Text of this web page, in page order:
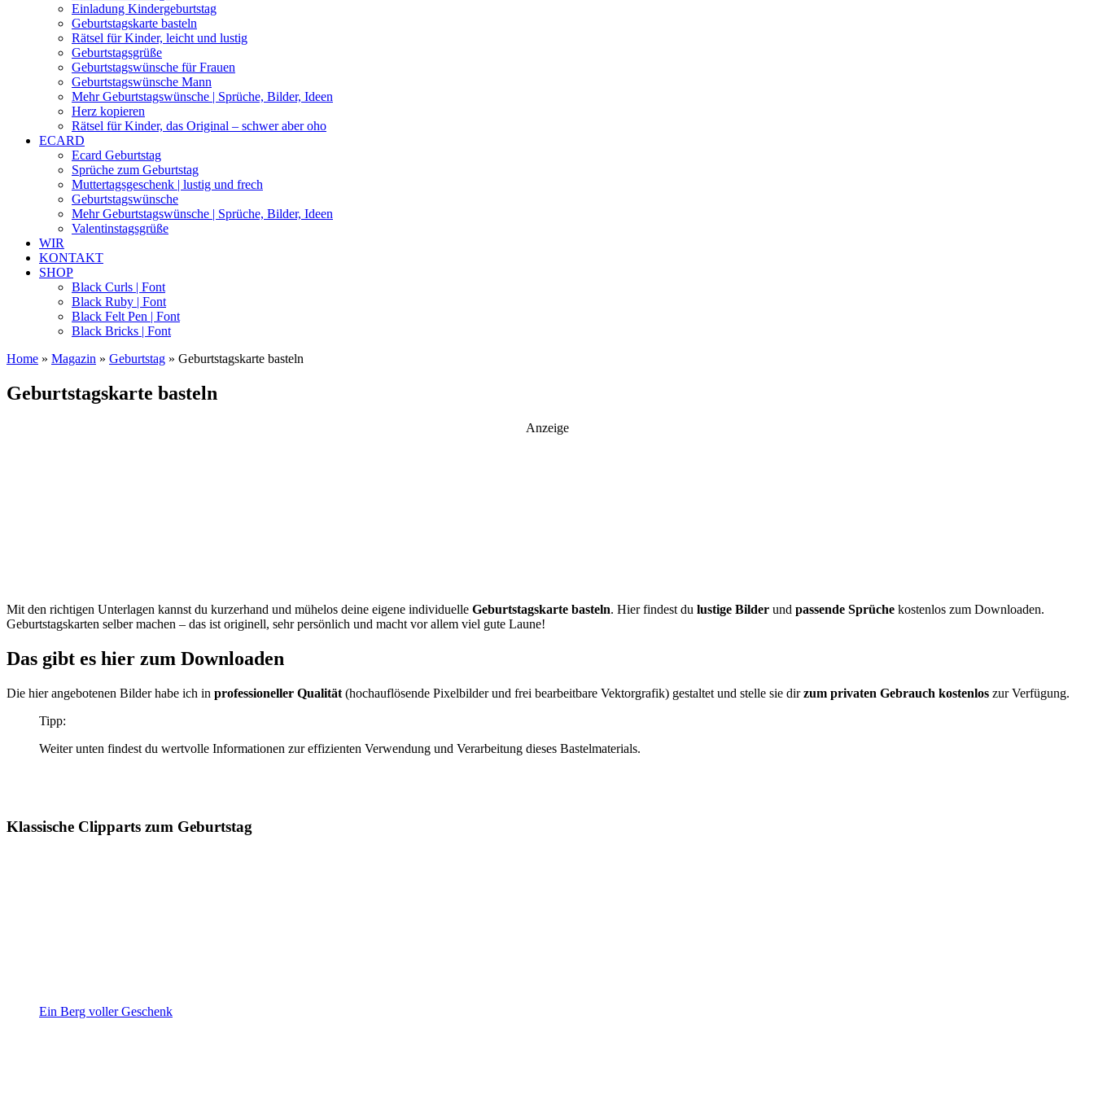
Einladung Kindergeburtstag
Geburtstagskarte basteln
Rätsel für Kinder, leicht und lustig
Geburtstagsgrüße
Geburtstagswünsche für Frauen
Geburtstagswünsche Mann
Mehr Geburtstagswünsche | Sprüche, Bilder, Ideen
Herz kopieren
Rätsel für Kinder, das Original – schwer aber oho
ECARD
Ecard Geburtstag
Sprüche zum Geburtstag
Muttertagsgeschenk | lustig und frech
Geburtstagswünsche
Mehr Geburtstagswünsche | Sprüche, Bilder, Ideen
Valentinstagsgrüße
WIR
KONTAKT
SHOP
Black Curls | Font
Black Ruby | Font
Black Felt Pen | Font
Black Bricks | Font
Home » Magazin » Geburtstag » Geburtstagskarte basteln
Geburtstagskarte basteln
Anzeige
Mit den richtigen Unterlagen kannst du kurzerhand und mühelos deine eigene individuelle Geburtstagskarte basteln. Hier findest du lustige Bilder und passende Sprüche kostenlos zum Downloaden.
Geburtstagskarten selber machen – das ist originell, sehr persönlich und macht vor allem viel gute Laune!
Das gibt es hier zum Downloaden
Die hier angebotenen Bilder habe ich in professioneller Qualität (hochauflösende Pixelbilder und frei bearbeitbare Vektorgrafik) gestaltet und stelle sie dirzum privaten Gebrauch kostenlos zur Verfügung.
Tipp:
Weiter unten findest du wertvolle Informationen zur effizienten Verwendung und Verarbeitung dieses Bastelmaterials.
Klassische Clipparts zum Geburtstag
Ein Berg voller Geschenk